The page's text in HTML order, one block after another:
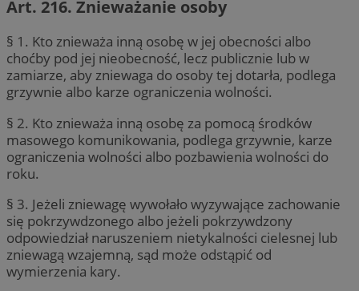
Art. 216. Znieważanie osoby
§ 1. Kto znieważa inną osobę w jej obecności albo
choćby pod jej nieobecność, lecz publicznie lub w
zamiarze, aby zniewaga do osoby tej dotarła, podlega
grzywnie albo karze ograniczenia wolności.
§ 2. Kto znieważa inną osobę za pomocą środków
masowego komunikowania, podlega grzywnie, karze
ograniczenia wolności albo pozbawienia wolności do
roku.
§ 3. Jeżeli zniewagę wywołało wyzywające zachowanie
się pokrzywdzonego albo jeżeli pokrzywdzony
odpowiedział naruszeniem nietykalności cielesnej lub
zniewagą wzajemną, sąd może odstąpić od
wymierzenia kary.